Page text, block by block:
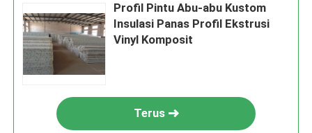
Profil Pintu Abu-abu Kustom
Insulasi Panas Profil Ekstrusi
Vinyl Komposit
Terus